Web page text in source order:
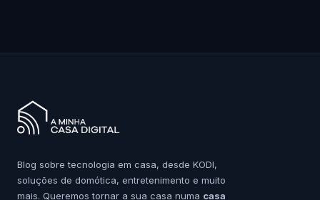
Blog sobre tecnologia em casa, desde KODI,
soluções de domótica, entretenimento e muito
mais. Queremos tornar a sua casa numa casa